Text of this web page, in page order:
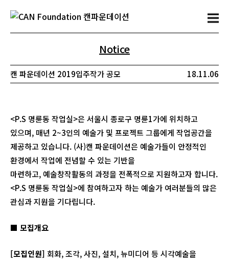
Notice
캔 파운데이션 2019입주작가 공모 18.11.06
<P.S 명륜동 작업실>은 서울시 종로구 명륜1가에 위치하고
있으며, 매년 2~3인의 예술가 및 프로젝트 그룹에게 작업공간을
제공하고 있습니다. (사)캔 파운데이션은 예술가들이 안정적인
환경에서 작업에 전념할 수 있는 기반을
마련하고, 예술창작활동의 과정을 전폭적으로 지원하고자 합니다.
<P.S 명륜동 작업실>에 참여하고자 하는 예술가 여러분들의 많은
관심과 지원을 기다립니다.
■ 모집개요
[모집인원] 회화, 조각, 사진, 설치, 뉴미디어 등 시각예술을